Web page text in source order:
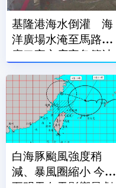
基隆港海水倒灌 海
洋廣場水淹至馬路、
廟口夜市店家急築沙
白海豚颱風強度稍
減、暴風圈縮小 今晚